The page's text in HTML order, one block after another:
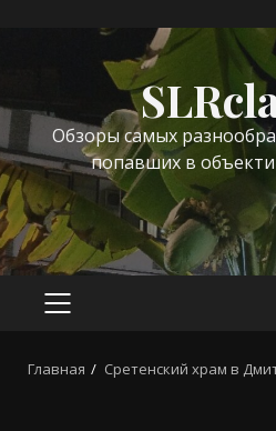
содержимому
Обзоры самых
попавших в
ОСНОВНОЕ
Главная Сретенский храм в